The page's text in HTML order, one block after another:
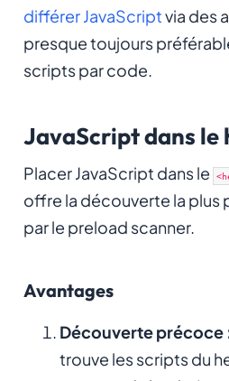
différer JavaScriptvia des
presque toujours
scripts par code.
JavaScript dans le
Placer JavaScript dans le
offre la découverte la
par le preload scanner.
Avantages
Découverte précoce
trouve les scripts du